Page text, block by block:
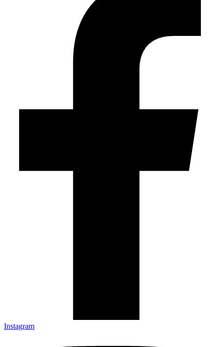
Instagram